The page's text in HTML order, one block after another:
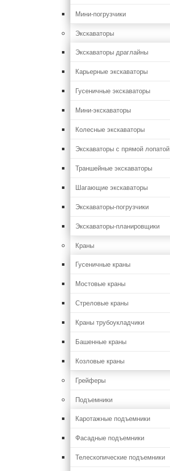
Мини-погрузчики
Экскаваторы
Экскаваторы драглайны
Карьерные экскаваторы
Гусеничные экскаваторы
Мини-экскаваторы
Колесные экскаваторы
Экскаваторы с прямой лопатой
Траншейные экскаваторы
Шагающие экскаваторы
Экскаваторы-погрузчики
Экскаваторы-планировщики
Краны
Гусеничные краны
Мостовые краны
Стреловые краны
Краны трубоукладчики
Башенные краны
Козловые краны
Грейферы
Подъемники
Каротажные подъемники
Фасадные подъемники
Телескопические подъемники